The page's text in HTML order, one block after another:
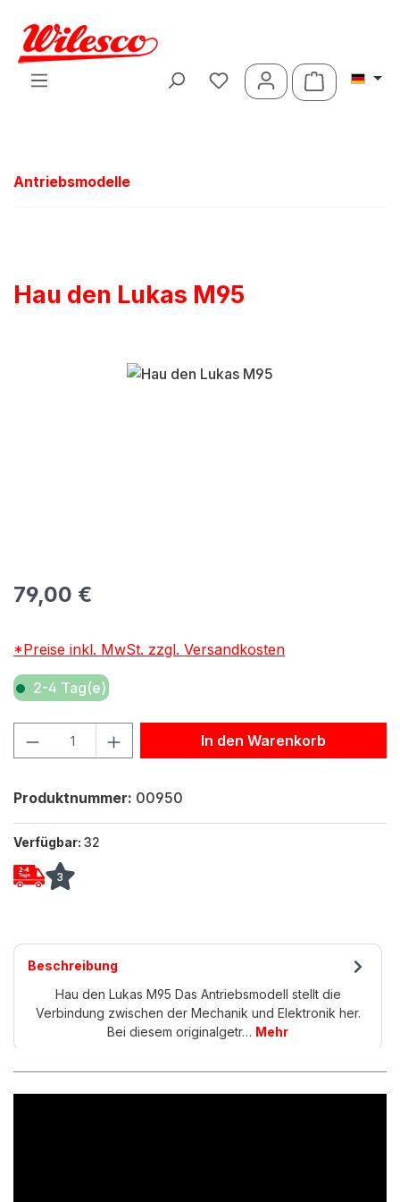
Zum Hauptinhalt springen
Antriebsmodelle
Hau den Lukas M95
Bildergalerie überspringen
Regulärer Preis:
79,00 €
*Preise inkl. MwSt. zzgl. Versandkosten
2-4 Tag(e)
Produkt Anzahl: Gib den gewünschten Wert ein oder
In den Warenkorb
Produktnummer: 00950
Verfügbar: 32
3
Beschreibung
Hau den Lukas M95 Das Antriebsmodell stellt die
Verbindung zwischen der Mechanik und Elektronik her.
Bei diesem originalgetr… Mehr